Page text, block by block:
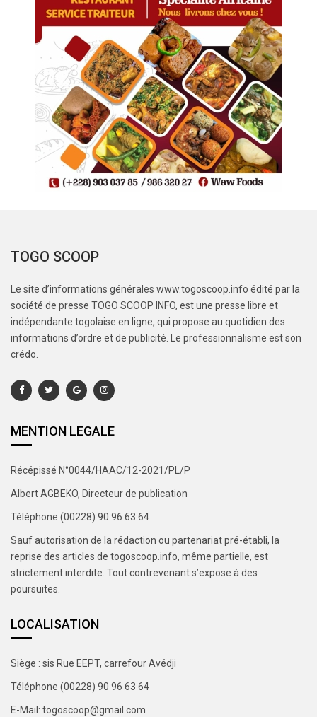
TOGO SCOOP
Le site d’informations générales www.togoscoop.info édité par la
société de presse TOGO SCOOP INFO, est une presse libre et
indépendante togolaise en ligne, qui propose au quotidien des
informations d’ordre et de publicité. Le professionnalisme est son
crédo.
MENTION LEGALE
Récépissé N°0044/HAAC/12-2021/PL/P
Albert AGBEKO, Directeur de publication
Téléphone (00228) 90 96 63 64
Sauf autorisation de la rédaction ou partenariat pré-établi, la
reprise des articles de togoscoop.info, même partielle, est
strictement interdite. Tout contrevenant s’expose à des
poursuites.
LOCALISATION
Siège : sis Rue EEPT, carrefour Avédji
Téléphone (00228) 90 96 63 64
E-Mail: togoscoop@gmail.com